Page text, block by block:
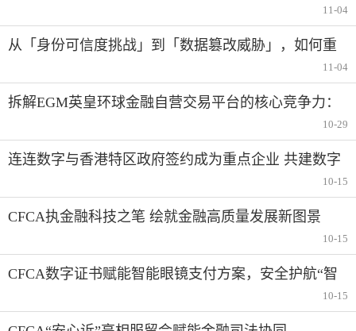
11-04
从「身份可信度挑战」到「数据篡改威胁」，如何重
11-04
拆解EGM英皇环球金融自营交易平台的核心竞争力：
10-29
连连数字与香港特区政府签约成为重点企业 共建数字
10-15
CFCA执金融科技之笔 绘就金融高质量发展新图景
10-15
CFCA数字证书赋能智能眼镜支付方案，安全护航“智
10-15